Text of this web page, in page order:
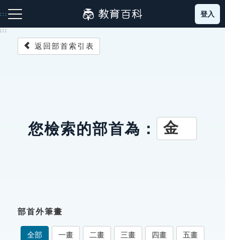
到
主
:::
成語故事
索引選單
登入
:::
返回部首索引表
您檢索的部首為： 金
部首外筆畫
全部 一畫 二畫 三畫 四畫 五畫